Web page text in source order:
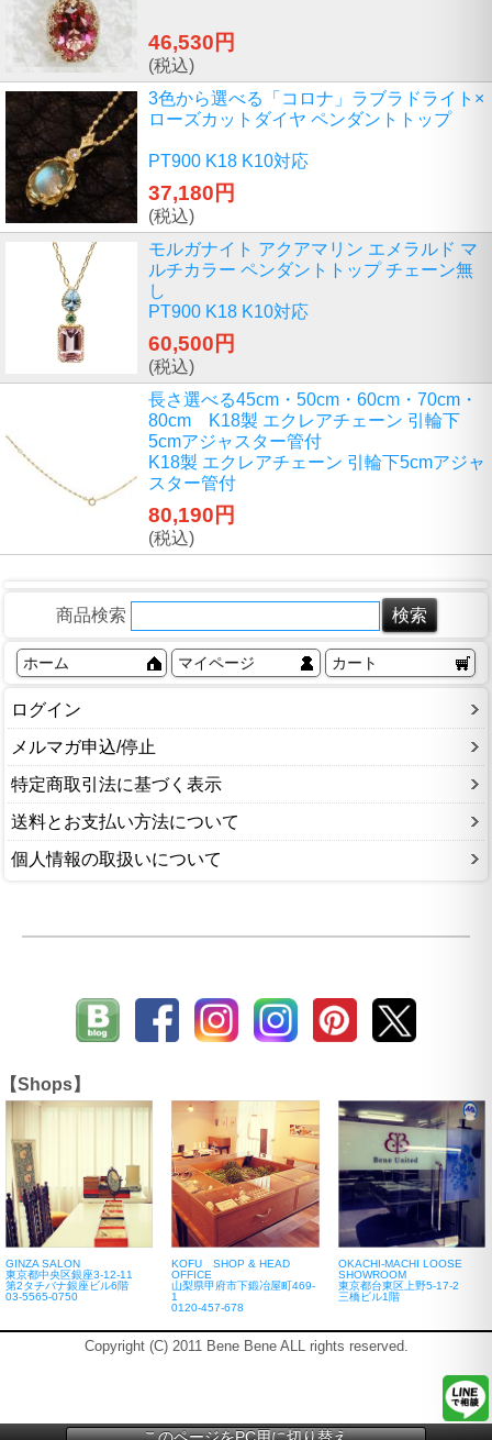
46,530円
(税込)
3色から選べる「コロナ」ラブラドライト×
ローズカットダイヤ ペンダントトップ
PT900 K18 K10対応
37,180円
(税込)
モルガナイト アクアマリン エメラルド マ
ルチカラー ペンダントトップ チェーン無
し
PT900 K18 K10対応
60,500円
(税込)
長さ選べる45cm・50cm・60cm・70cm・
80cm K18製 エクレアチェーン 引輪下
5cmアジャスター管付
K18製 エクレアチェーン 引輪下5cmアジャ
スター管付
80,190円
(税込)
商品検索
ホーム マイページ カート
ログイン
メルマガ申込/停止
特定商取引法に基づく表示
送料とお支払い方法について
個人情報の取扱いについて
【Shops】
GINZA SALON
東京都中央区銀座3-12-11
第2タチバナ銀座ビル6階
03-5565-0750
KOFU SHOP & HEAD
OFFICE
山梨県甲府市下鍛冶屋町469-
1
0120-457-678
OKACHI-MACHI LOOSE
SHOWROOM
東京都台東区上野5-17-2
三橋ビル1階
Copyright (C) 2011 Bene Bene ALL rights reserved.